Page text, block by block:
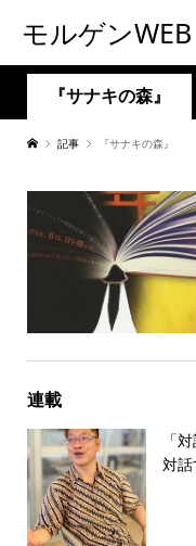
モルゲンWEB
『サナキの森』
記事 『サナキの森』
連載
「
対話